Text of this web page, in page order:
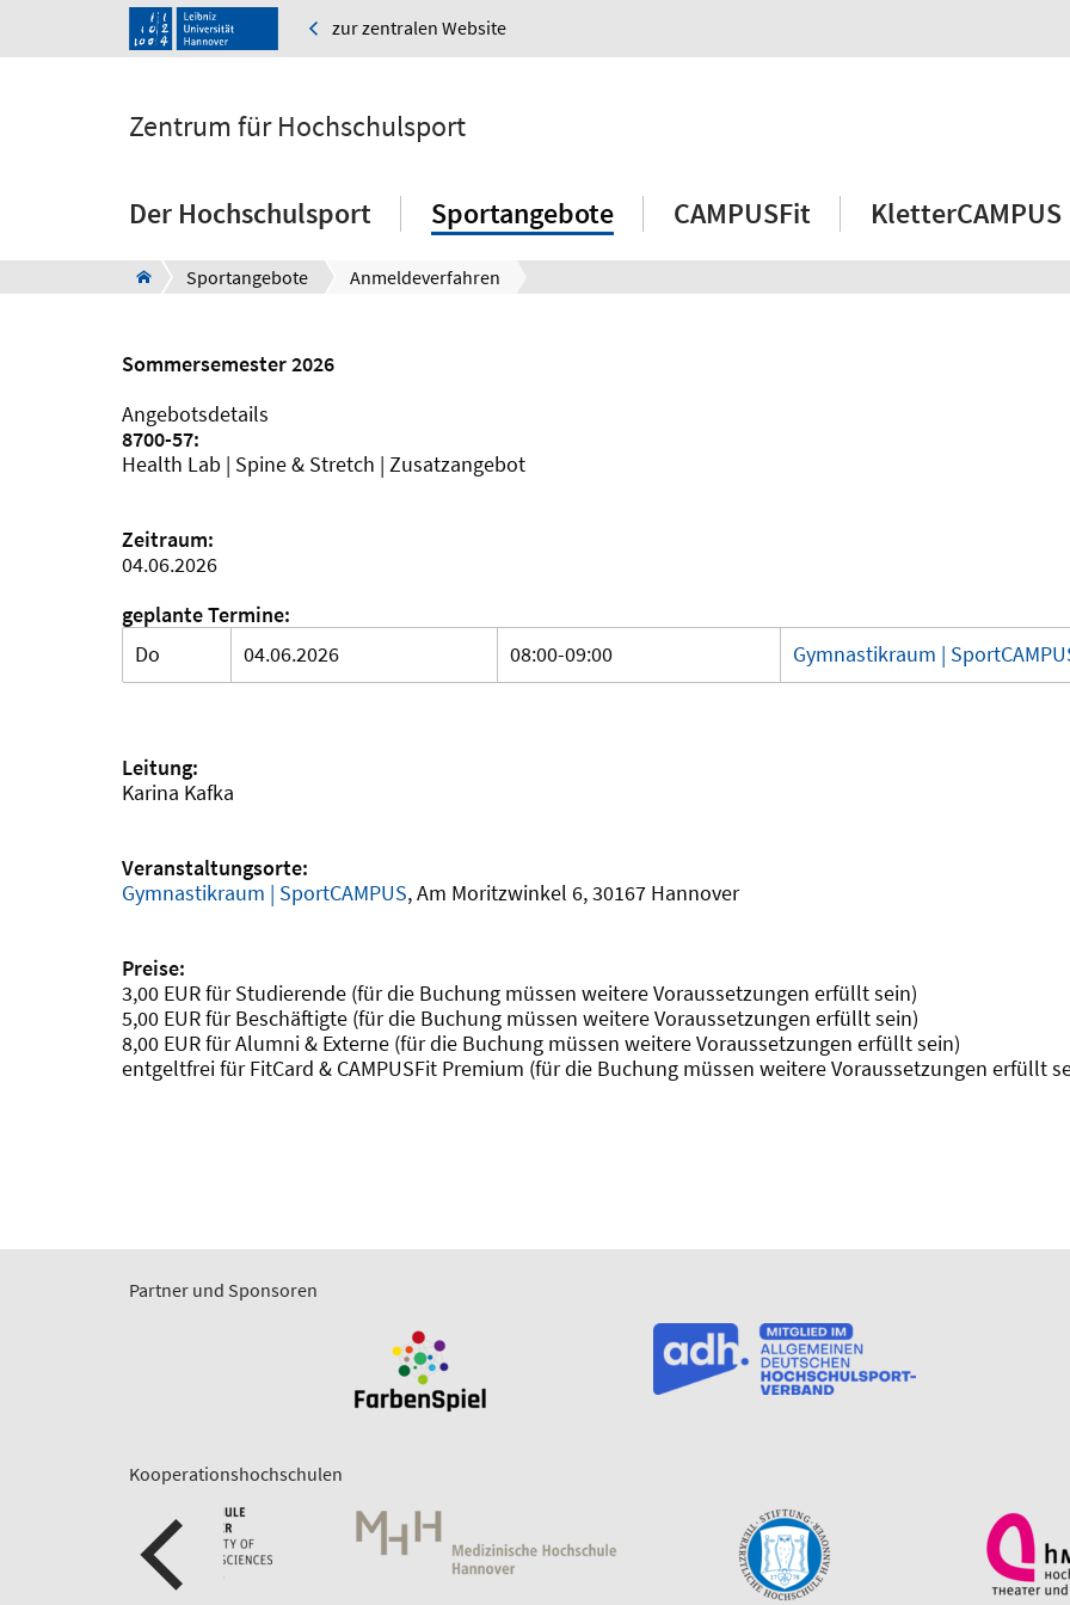
zur zentralen Website
Zentrum für Hochschulsport
Der Hochschulsport Sportangebote CAMPUSFit KletterCAMPUS
Sportangebote Anmeldeverfahren
Sommersemester 2026
Angebotsdetails
8700-57:
Health Lab | Spine & Stretch | Zusatzangebot
Zeitraum:
04.06.2026
geplante Termine:
Do
04.06.2026 08:00-09:00 Gymnastikraum |
Leitung:
Karina Kafka
Veranstaltungsorte:
Gymnastikraum | SportCAMPUS, Am Moritzwinkel 6, 30167 Hannover
Preise:
3,00 EUR für Studierende (für die Buchung müssen weitere Voraussetzungen erfüllt sein)
5,00 EUR für Beschäftigte (für die Buchung müssen weitere Voraussetzungen erfüllt sein)
8,00 EUR für Alumni & Externe (für die Buchung müssen weitere Voraussetzungen erfüllt sein)
entgeltfrei für FitCard & CAMPUSFit Premium (für die Buchung müssen weitere Voraussetzungen erfüllt
Partner und Sponsoren
Kooperationshochschulen